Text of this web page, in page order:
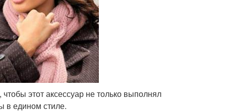
этот аксессуар не только выполнял
в едином стиле.